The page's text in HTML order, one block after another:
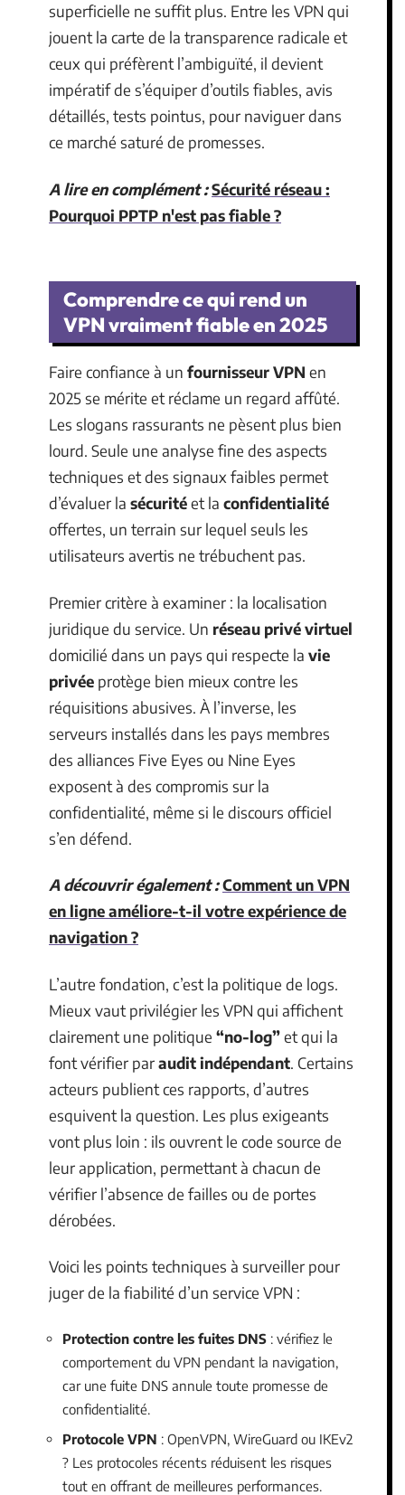
superficielle ne suffit plus. Entre les VPN qui
jouent la carte de la transparence radicale et
ceux qui préfèrent l’ambiguïté, il devient
impératif de s’équiper d’outils fiables, avis
détaillés, tests pointus, pour naviguer dans
ce marché saturé de promesses.
A lire en complément :Sécurité réseau :
Pourquoi PPTP n'est pas fiable ?
Comprendre ce qui rend un
VPN vraiment fiable en 2025
Faire confiance à un fournisseur VPN en
2025 se mérite et réclame un regard affûté.
Les slogans rassurants ne pèsent plus bien
lourd. Seule une analyse fine des aspects
techniques et des signaux faibles permet
d’évaluer la sécuritéet la confidentialité
offertes, un terrain sur lequel seuls les
utilisateurs avertis ne trébuchent pas.
Premier critère à examiner : la localisation
juridique du service. Un réseau privé virtuel
domicilié dans un pays qui respecte la vie
privée protège bien mieux contre les
réquisitions abusives. À l’inverse, les
serveurs installés dans les pays membres
des alliances Five Eyes ou Nine Eyes
exposent à des compromis sur la
confidentialité, même si le discours officiel
s’en défend.
A découvrir également :Comment un VPN
en ligne améliore-t-il votre expérience de
navigation ?
L’autre fondation, c’est la politique de logs.
Mieux vaut privilégier les VPN qui affichent
clairement une politique “no-log”et qui la
font vérifier paraudit indépendant. Certains
acteurs publient ces rapports, d’autres
esquivent la question. Les plus exigeants
vont plus loin : ils ouvrent le code source de
leur application, permettant à chacun de
vérifier l’absence de failles ou de portes
dérobées.
Voici les points techniques à surveiller pour
juger de la fiabilité d’un service VPN :
Protection contre les fuites DNS : vérifiez le
comportement du VPN pendant la navigation,
car une fuite DNS annule toute promesse de
confidentialité.
Protocole VPN : OpenVPN, WireGuard ou IKEv2
? Les protocoles récents réduisent les risques
tout en offrant de meilleures performances.